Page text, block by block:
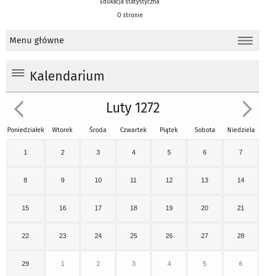
Edukacja statystyczna
O stronie
Menu główne
Kalendarium
Luty 1272
Poniedziałek Wtorek Środa Czwartek Piątek Sobota Niedziela
1 2 3 4 5 6 7
8 9 10 11 12 13 14
15 16 17 18 19 20 21
22 23 24 25 26 27 28
29 1 2 3 4 5 6